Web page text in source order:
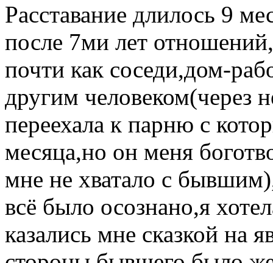
Расставание длилось 9
после 7ми лет
почти как соседи,дом-
другим человеком(через
переехала к парню с
месяца,но он меня
мне не хватало с
всё было осознано,я
казались мне сказкой на